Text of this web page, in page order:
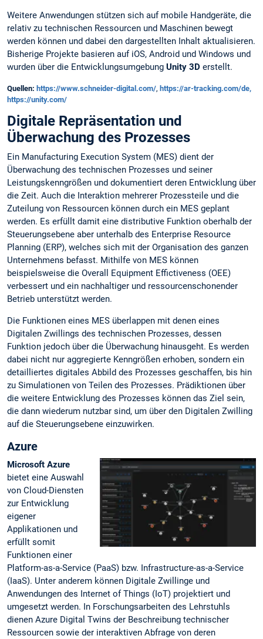
Weitere Anwendungen stützen sich auf mobile Handgeräte, die
relativ zu technischen Ressourcen und Maschinen bewegt
werden können und dabei den dargestellten Inhalt aktualisieren.
Bisherige Projekte basieren auf iOS, Android und Windows und
wurden über die Entwicklungsumgebung Unity 3D erstellt.
Quellen: https://www.schneider-digital.com/, https://ar-tracking.com/de,
https://unity.com/
Digitale Repräsentation und
Überwachung des Prozesses
Ein Manufacturing Execution System (MES) dient der
Überwachung des technischen Prozesses und seiner
Leistungskenngrößen und dokumentiert deren Entwicklung über
die Zeit. Auch die Interaktion mehrerer Prozessteile und die
Zuteilung von Ressourcen können durch ein MES geplant
werden. Es erfüllt damit eine distributive Funktion oberhalb der
Steuerungsebene aber unterhalb des Enterprise Resource
Planning (ERP), welches sich mit der Organisation des ganzen
Unternehmens befasst. Mithilfe von MES können
beispielsweise die Overall Equipment Effictiveness (OEE)
verbessert und ein nachhaltiger und ressourcenschonender
Betrieb unterstützt werden.
Die Funktionen eines MES überlappen mit denen eines
Digitalen Zwillings des technischen Prozesses, dessen
Funktion jedoch über die Überwachung hinausgeht. Es werden
dabei nicht nur aggregierte Kenngrößen erhoben, sondern ein
detailliertes digitales Abbild des Prozesses geschaffen, bis hin
zu Simulationen von Teilen des Prozesses. Prädiktionen über
die weitere Entwicklung des Prozesses können das Ziel sein,
die dann wiederum nutzbar sind, um über den Digitalen Zwilling
auf die Steuerungsebene einzuwirken.
Azure
Microsoft Azure
bietet eine Auswahl
von Cloud-Diensten
zur Entwicklung
eigener
Applikationen und
erfüllt somit
Funktionen einer
Platform-as-a-Service (PaaS) bzw. Infrastructure-as-a-Service
(IaaS). Unter anderem können Digitale Zwillinge und
Anwendungen des Internet of Things (IoT) projektiert und
umgesetzt werden. In Forschungsarbeiten des Lehrstuhls
dienen Azure Digital Twins der Beschreibung technischer
Ressourcen sowie der interaktiven Abfrage von deren